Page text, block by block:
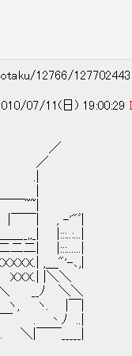
12766/
07/11(日) 19:00:29
.|
|
￣| , -'"ﾞ|
＿__,,_| |:::..:...|
二| |:::......|
,＿"'-､,|
|＼＼
__ﾉ ＼＼
ヽ. |￣|
￣ . 丶ﾉ ..|
|￣￣_____|